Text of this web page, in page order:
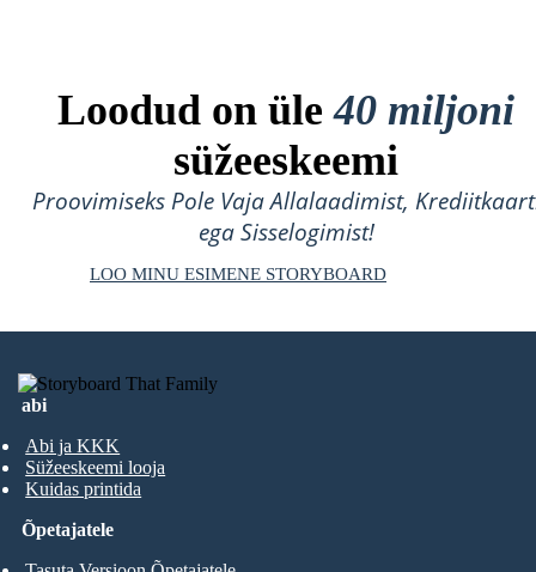
Loodud on üle40 miljoni
süžeeskeemi
Proovimiseks Pole Vaja Allalaadimist,
ega Sisselogimist!
LOO MINU ESIMENE STORYBOARD
abi
Abi ja KKK
Süžeeskeemi looja
Kuidas printida
Õpetajatele